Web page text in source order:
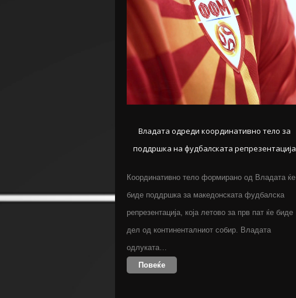
Владата одреди координативно тело за
поддршка на фудбалската репрезентација
Координативно тело формирано од Владата ќе
биде поддршка за македонската фудбалска
репрезентација, која летово за прв пат ќе биде
дел од континенталниот собир. Владата
одлуката…
Повеќе